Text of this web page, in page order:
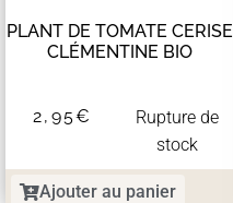
PLANT DE TOMATE CERISE
CLÉMENTINE BIO
2,95€
Rupture de
stock
Ajouter au panier